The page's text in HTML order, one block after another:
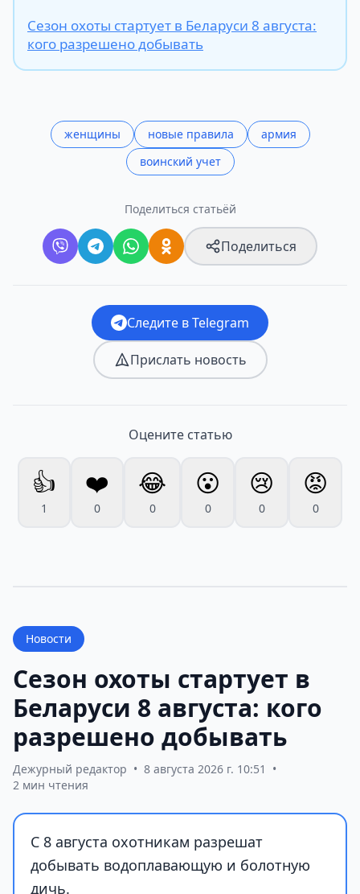
Сезон охоты стартует в Беларуси 8 августа:
кого разрешено добывать
женщины новые правила
армия
воинский учет
Поделиться статьёй
Поделиться
Следите в Telegram
Прислать новость
Оцените статью
👍
1
❤️
0
😂
0
😮
0
😢
0
😡
0
Новости
Сезон охоты стартует в
Беларуси 8 августа: кого
разрешено добывать
Дежурный редактор • 8 августа 2026 г. 10:51
•
2 мин чтения
С 8 августа охотникам разрешат
добывать водоплавающую и болотную
дичь.